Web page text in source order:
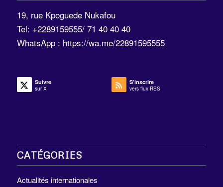
19, rue Kpoguede Nukafou
Tel: +2289159555/ 71 40 40 40
WhatsApp : https://wa.me/22891595555
Suivre
sur X
S’inscrire
vers flux RSS
CATÉGORIES
Actualités internationales